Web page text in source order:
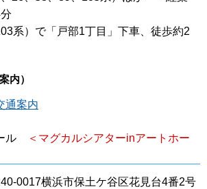
系）で「戸部1丁目」下車、徒歩約2
内）
通案内
ル
＜マグカルシアターinアートホー
0017横浜市保土ケ谷区花見台4番2号